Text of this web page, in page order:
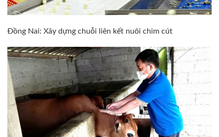
Đồng Nai: Xây dựng chuỗi liên kết nuôi chim cút